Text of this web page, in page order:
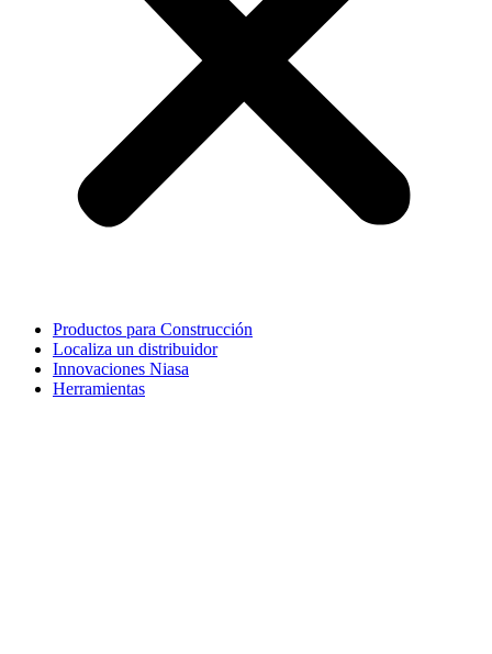
Productos para Construcción
Localiza un distribuidor
Innovaciones Niasa
Herramientas